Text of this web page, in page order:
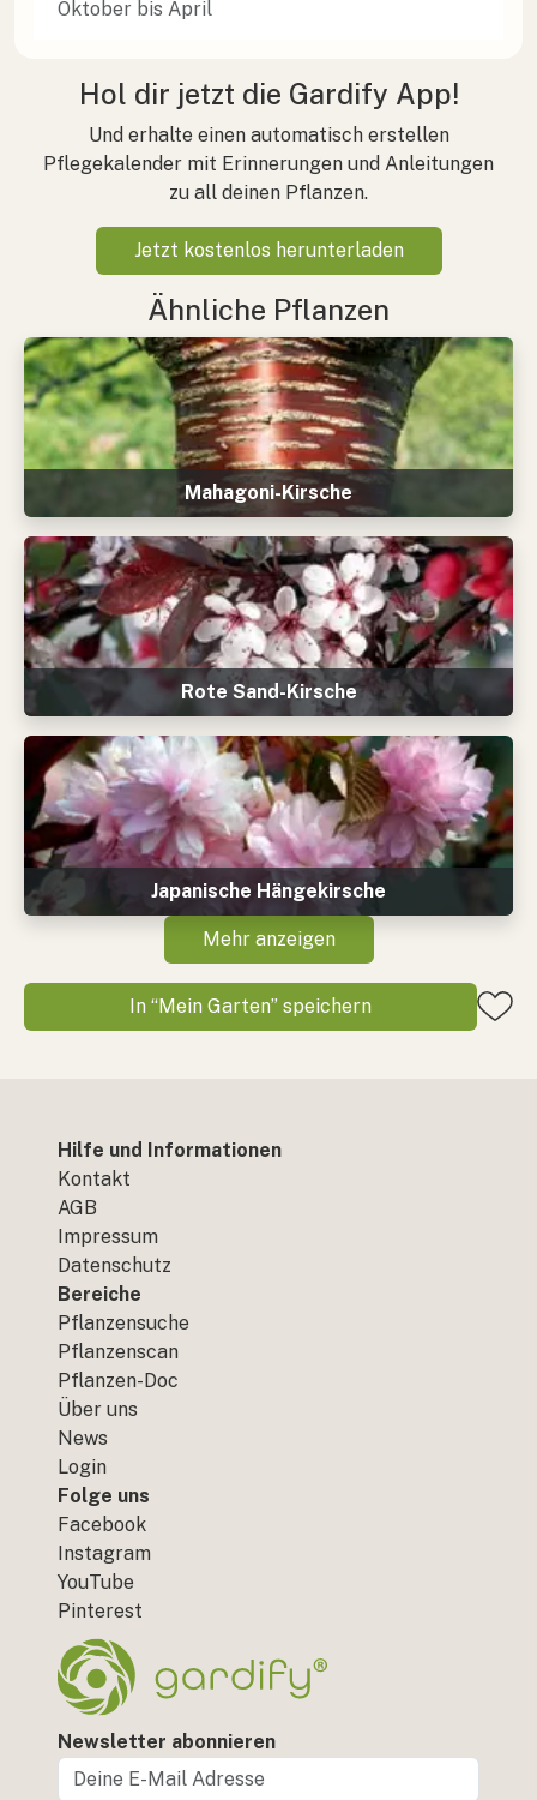
Oktober bis April
Hol dir jetzt die Gardify App!
Und erhalte einen automatisch erstellen
Pflegekalender mit Erinnerungen und Anleitungen
zu all deinen Pflanzen.
Jetzt kostenlos herunterladen
Ähnliche Pflanzen
Mahagoni-Kirsche
Rote Sand-Kirsche
Japanische Hängekirsche
Mehr anzeigen
In “Mein Garten” speichern
Hilfe und Informationen
Kontakt
AGB
Impressum
Datenschutz
Bereiche
Pflanzensuche
Pflanzenscan
Pflanzen-Doc
Über uns
News
Login
Folge uns
Facebook
Instagram
YouTube
Pinterest
Newsletter abonnieren